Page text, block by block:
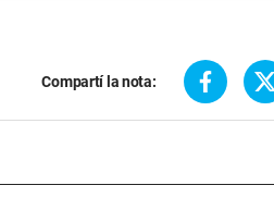
Compartí la nota: